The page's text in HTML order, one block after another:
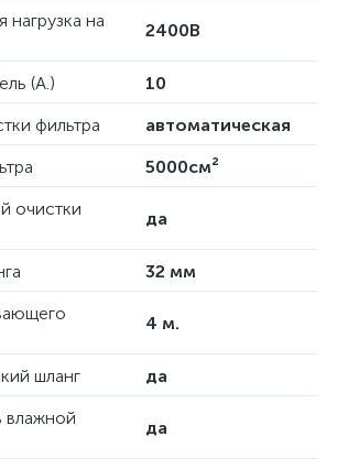
нагрузка на
2400В
(А.)
10
фильтра
автоматическая
5000см²
очистки
да
32 мм
4 м.
шланг
да
влажной
да